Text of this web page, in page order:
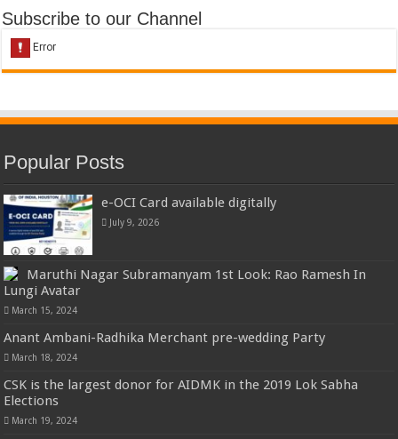
Subscribe to our Channel
Popular Posts
e-OCI Card available digitally
July 9, 2026
Maruthi Nagar Subramanyam 1st Look: Rao Ramesh In
Lungi Avatar
March 15, 2024
Anant Ambani-Radhika Merchant pre-wedding Party
March 18, 2024
CSK is the largest donor for AIDMK in the 2019 Lok Sabha
Elections
March 19, 2024